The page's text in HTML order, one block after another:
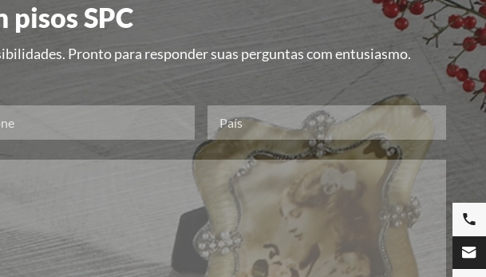
pisos SPC
Pronto para responder suas perguntas com entusiasmo.

